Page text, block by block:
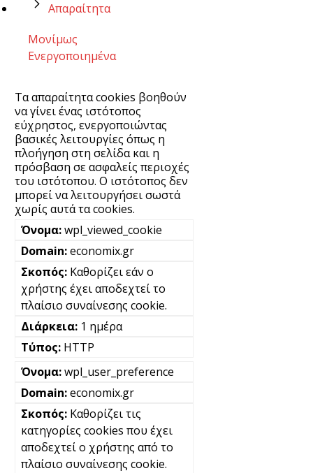
Απαραίτητα
Μονίμως
Ενεργοποιημένα
Τα απαραίτητα cookies βοηθούν
να γίνει ένας ιστότοπος
εύχρηστος, ενεργοποιώντας
βασικές λειτουργίες όπως η
πλοήγηση στη σελίδα και η
πρόσβαση σε ασφαλείς περιοχές
του ιστότοπου. Ο ιστότοπος δεν
μπορεί να λειτουργήσει σωστά
χωρίς αυτά τα cookies.
wpl_viewed_cookie
economix.gr
Καθορίζει εάν ο
χρήστης έχει αποδεχτεί το
πλαίσιο συναίνεσης cookie.
1 ημέρα
HTTP
wpl_user_preference
economix.gr
Καθορίζει τις
κατηγορίες cookies που έχει
αποδεχτεί ο χρήστης από το
πλαίσιο συναίνεσης cookie.